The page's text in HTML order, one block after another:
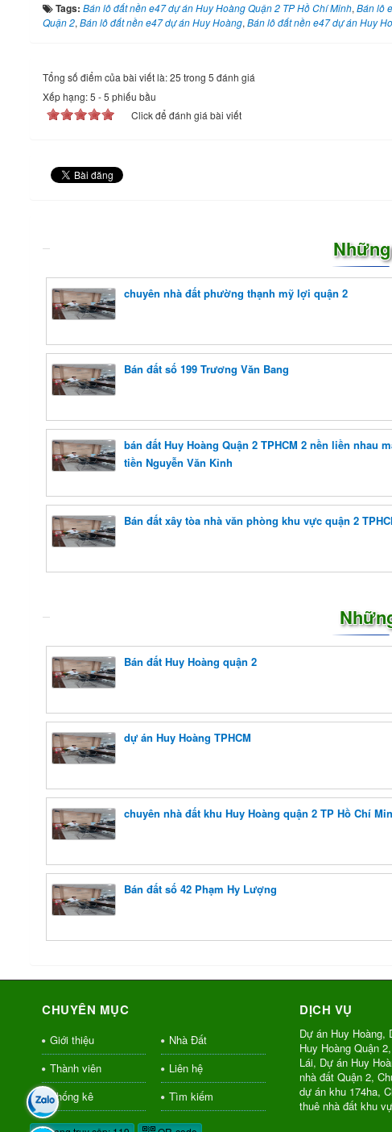
Tags: Bán lô đất nền e47 dự án Huy Hoàng Quận 2 TP Hồ Chí Minh, Bán lô
Quận 2, Bán lô đất nền e47 dự án Huy Hoàng, Bán lô đất nền e47 dự án Huy
Tổng số điểm của bài viết là: 25 trong 5 đánh giá
Xếp hạng:5 -5 phiếu bầu
Click để đánh giá bài viết
chuyên nhà đất phường thạnh mỹ lợi quận 2
Bán đất số 199 Trương Văn Bang
bán đất Huy Hoàng Quận 2 TPHCM 2 nền liền nhau
tiền Nguyễn Văn Kỉnh
Bán đất xây tòa nhà văn phòng khu vực quận 2
Bán đất Huy Hoàng quận 2
dự án Huy Hoàng TPHCM
chuyên nhà đất khu Huy Hoàng quận 2 TP Hồ Chí
Bán đất số 42 Phạm Hy Lượng
CHUYÊN MỤC
Giới thiệu
Nhà Đất
Thành viên
Liên hệ
Thống kê
Tìm kiếm
DỊCH VỤ
Dự án Huy Hoàng,
Huy Hoàng Quận
Lái, Dự án Huy
nhà đất Quận 2,
dự án khu 174ha,
thuê nhà đất khu